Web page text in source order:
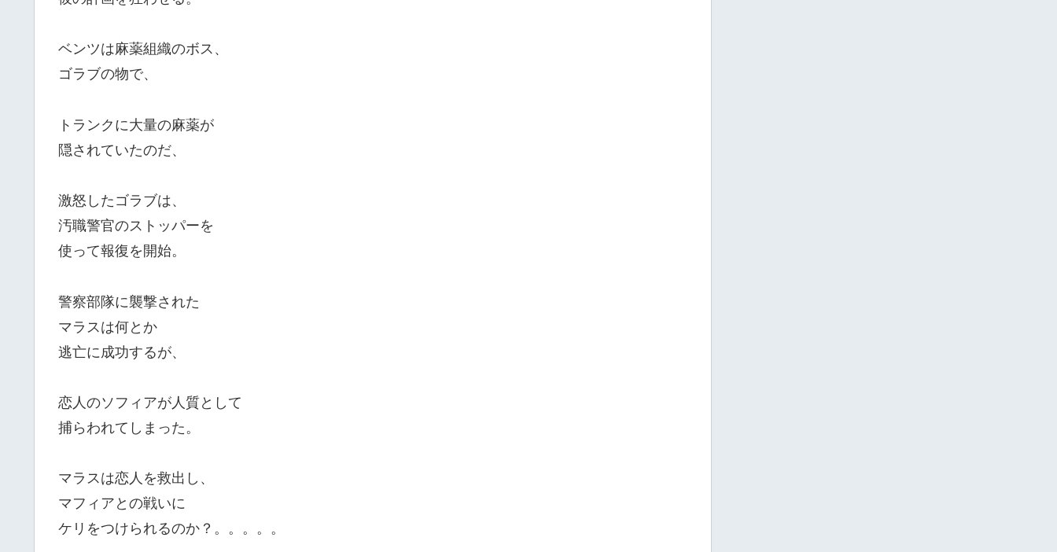
ベンツは麻薬組織のボス、
ゴラブの物で、
トランクに大量の麻薬が
隠されていたのだ、
激怒したゴラブは、
汚職警官のストッパーを
使って報復を開始。
警察部隊に襲撃された
マラスは何とか
逃亡に成功するが、
恋人のソフィアが人質として
捕らわれてしまった。
マラスは恋人を救出し、
マフィアとの戦いに
ケリをつけられるのか？。。。。。